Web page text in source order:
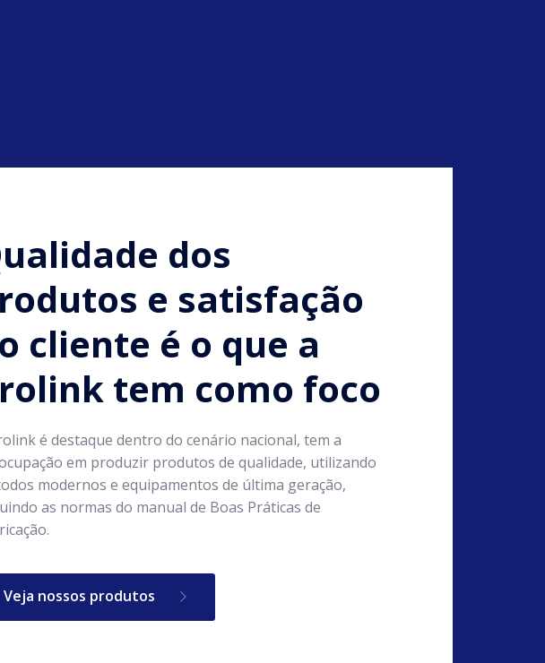
dos
e satisfação
cliente é o que a
tem como foco
é destaque dentro do cenário nacional, tem a
em produzir produtos de qualidade, utilizando
modernos e equipamentos de última geração,
as normas do manual de Boas Práticas de
Veja nossos produtos